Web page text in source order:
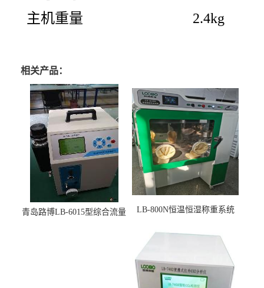
主机重量
2.4kg
相关产品：
青岛路博LB-6015型综合流量
LB-800N恒温恒湿称重系统